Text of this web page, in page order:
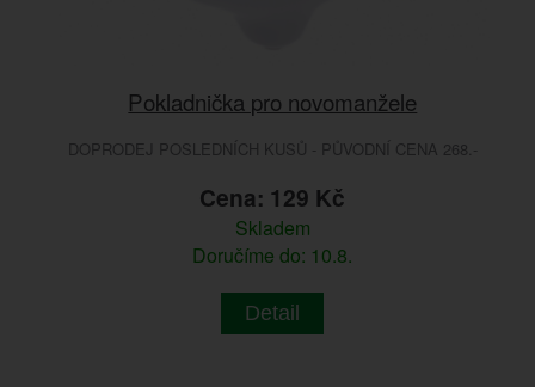
Pokladnička pro novomanžele
DOPRODEJ POSLEDNÍCH KUSŮ - PŮVODNÍ CENA 268.-
Cena: 129 Kč
Skladem
Doručíme do: 10.8.
Detail